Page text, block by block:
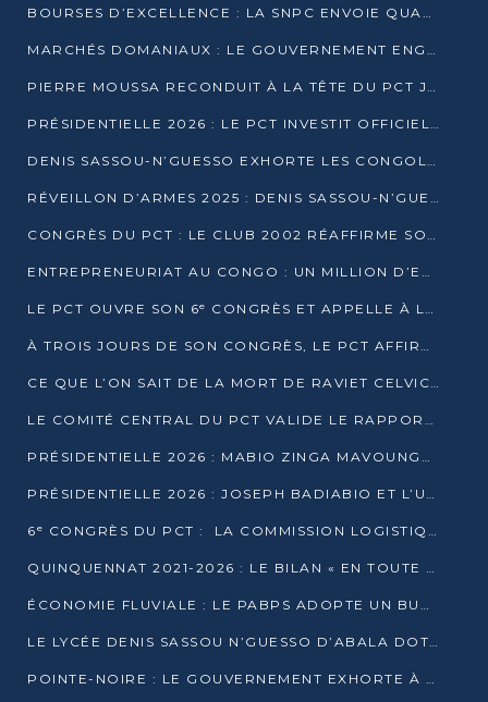
BOURSES D’EXCELLENCE : LA SNPC ENVOIE QUATRE NOUVEAUX TALENTS CONGOLAIS SE FORMER À BAKOU
MARCHÉS DOMANIAUX : LE GOUVERNEMENT ENGAGE LA STRUCTURATION DES TAXES D’ASSAINISSEMENT
PIERRE MOUSSA RECONDUIT À LA TÊTE DU PCT JUSQU’EN 2031
PRÉSIDENTIELLE 2026 : LE PCT INVESTIT OFFICIELLEMENT DENIS SASSOU NGUESSO
DENIS SASSOU-N’GUESSO EXHORTE LES CONGOLAIS À L’UNITÉ ET AU FAIR-PLAY DÉMOCRATIQUE EN 2026
RÉVEILLON D’ARMES 2025 : DENIS SASSOU-N’GUESSO GARANTIT DES ÉLECTIONS 2026 PAISIBLES ET SÉCURISÉES
CONGRÈS DU PCT : LE CLUB 2002 RÉAFFIRME SON SOUTIEN À DENIS SASSOU-N’GUESSO POUR 2026
ENTREPRENEURIAT AU CONGO : UN MILLION D’EUROS POUR FINANCER LES STARTUPS DÈS 2026
LE PCT OUVRE SON 6ᵉ CONGRÈS ET APPELLE À LA CANDIDATURE DE DENIS SASSOU NGUESSO
À TROIS JOURS DE SON CONGRÈS, LE PCT AFFIRME AVOIR ATTEINT TOUS SES OBJECTIFS
CE QUE L’ON SAIT DE LA MORT DE RAVIET CELVIC N’TSIANTSIE
LE COMITÉ CENTRAL DU PCT VALIDE LE RAPPORT DU CONGRÈS ET SOUTIENT DENIS SASSOU N’GUESSO
PRÉSIDENTIELLE 2026 : MABIO ZINGA MAVOUNGOU DÉCLARE SA CANDIDATURE ET CHARGE LE BILAN DU PCT
PRÉSIDENTIELLE 2026 : JOSEPH BADIABIO ET L’UDH-YUKI JOUENT LA PRUDENCE
6ᵉ CONGRÈS DU PCT : LA COMMISSION LOGISTIQUE ASSURE LA DISTRIBUTION DES KITS
QUINQUENNAT 2021-2026 : LE BILAN « EN TOUTE TRANSPARENCE » PRÉSENTÉ À LA PRESSE
ÉCONOMIE FLUVIALE : LE PABPS ADOPTE UN BUDGET 2026 DE PLUS DE 2,7 MILLIARDS FCFA
LE LYCÉE DENIS SASSOU N’GUESSO D’ABALA DOTÉ D’UNE SALLE MULTIMÉDIA
POINTE-NOIRE : LE GOUVERNEMENT EXHORTE À UN USAGE RESPONSABLE DU NOUVEAU MATÉRIEL MUNICIPAL